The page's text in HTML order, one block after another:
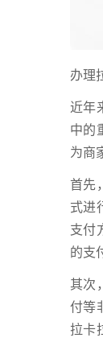
办理
近年
中的
为商
首先
式进
支付
的支
其次
付等
拉卡